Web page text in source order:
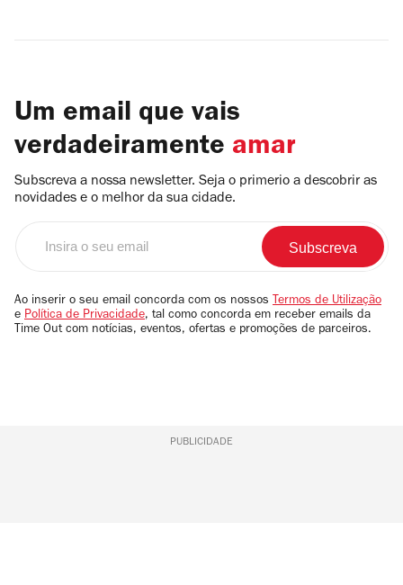
Um email que vais
verdadeiramente amar
Subscreva a nossa newsletter. Seja o primerio a descobrir as
novidades e o melhor da sua cidade.
email
Ao inserir o seu email concorda com os nossos Termos de Utilização
e Política de Privacidade, tal como concorda em receber emails da
Time Out com notícias, eventos, ofertas e promoções de parceiros.
PUBLICIDADE